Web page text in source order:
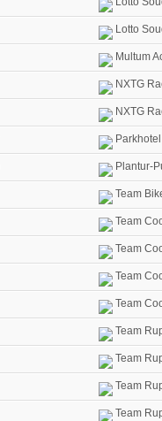
Lotto
Multum
NXTG
NXTG
Plantur-
Team
Team
Team
Team
Team
Team
Team
Team
Team